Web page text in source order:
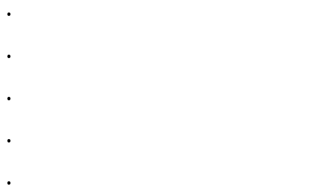
.
.
.
.
.